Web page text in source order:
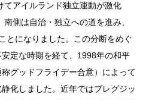
てアイルランド独立運動が激化
側は自治・独立への道を進み、
とになりました。この分断をめぐ
定な時期を経て、1998年の和平
グッドフライデー合意）によって
化しました。近年ではブレグジッ